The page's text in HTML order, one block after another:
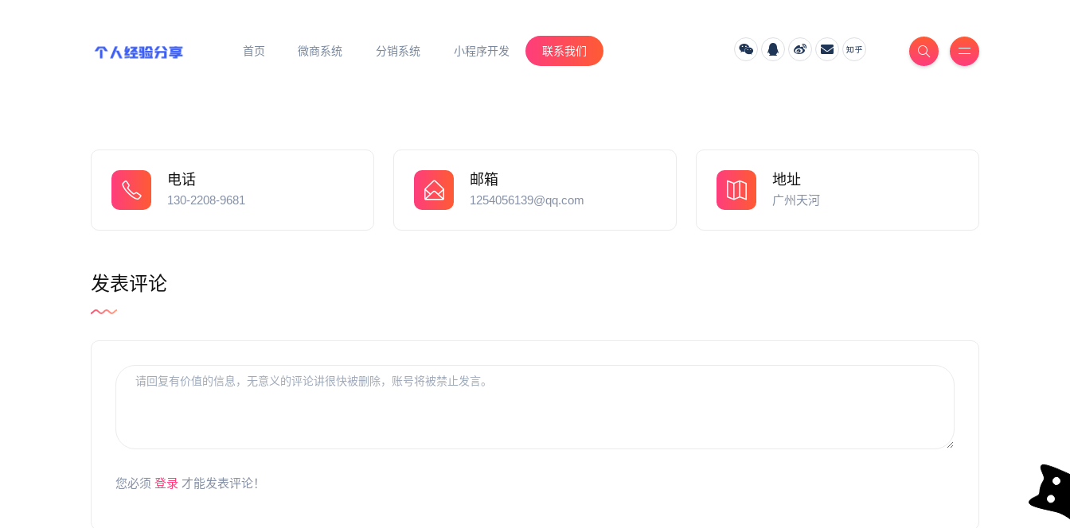
首页 微商系统 分销系统 小程序开发 联系我们
电话
130-2208-9681
邮箱
1254056139@qq.com
地址
广州天河
发表评论
您必须 登录 才能发表评论！